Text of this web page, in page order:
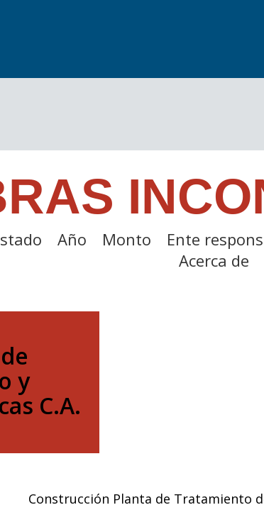
Año Monto Ente
Acerca de
y
C.A.
Construcción Planta de Tratamiento